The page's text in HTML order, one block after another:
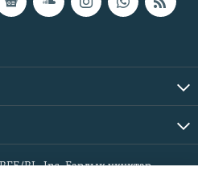
RL, Inc. Бардык укуктар